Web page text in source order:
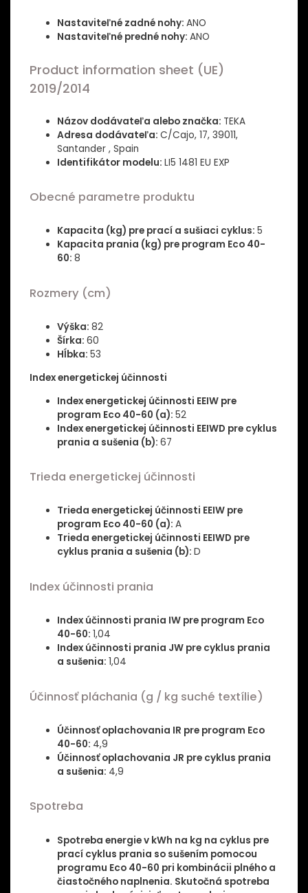
Nastaviteľné zadné nohy: ANO
Nastaviteľné predné nohy: ANO
Product information sheet (UE)
2019/2014
Názov dodávateľa alebo značka: TEKA
Adresa dodávateľa: C/Cajo, 17, 39011,
Santander , Spain
Identifikátor modelu: LI5 1481 EU EXP
Obecné parametre produktu
Kapacita (kg) pre prací a sušiaci cyklus: 5
Kapacita prania (kg) pre program Eco 40-
60: 8
Rozmery (cm)
Výška: 82
Šírka: 60
Hĺbka: 53
Index energetickej účinnosti
Index energetickej účinnosti EEIW pre
program Eco 40-60 (a): 52
Index energetickej účinnosti EEIWD pre cyklus
prania a sušenia (b): 67
Trieda energetickej účinnosti
Trieda energetickej účinnosti EEIW pre
program Eco 40-60 (a): A
Trieda energetickej účinnosti EEIWD pre
cyklus prania a sušenia (b): D
Index účinnosti prania
Index účinnosti prania IW pre program Eco
40-60: 1,04
Index účinnosti prania JW pre cyklus prania
a sušenia: 1,04
Účinnosť pláchania (g / kg suché textílie)
Účinnosť oplachovania IR pre program Eco
40-60: 4,9
Účinnosť oplachovania JR pre cyklus prania
a sušenia: 4,9
Spotreba
Spotreba energie v kWh na kg na cyklus pre
prací cyklus prania so sušením pomocou
programu Eco 40-60 pri kombinácii plného a
čiastočného naplnenia. Skutočná spotreba